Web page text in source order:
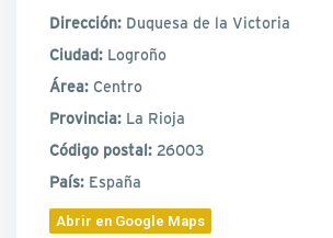
Dirección: Duquesa de la Victoria
Ciudad: Logroño
Área: Centro
Provincia: La Rioja
Código postal: 26003
País: España
Abrir en Google Maps